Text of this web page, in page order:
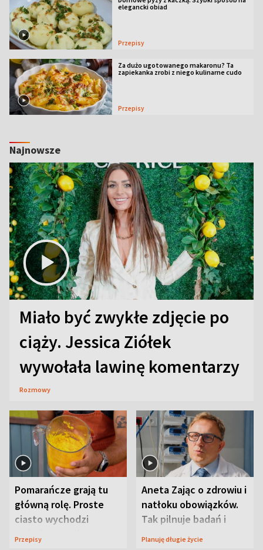
elegancki obiad
Przepisy
Za dużo ugotowanego makaronu? Ta
zapiekanka zrobi z niego kulinarne cudo
Przepisy
Najnowsze
Miało być zwykłe zdjęcie po
ciąży. Jessica Ziółek
wywołała lawinę komentarzy
Rozmowy
Pomarańcze grają tu
główną rolę. Proste
ciasto wychodzi
wyjątkowo wilgotne
Przepisy
Aneta Zając o zdrowiu i
natłoku obowiązków.
Tak pilnuje badań i
wizyt
Planuję długie życie